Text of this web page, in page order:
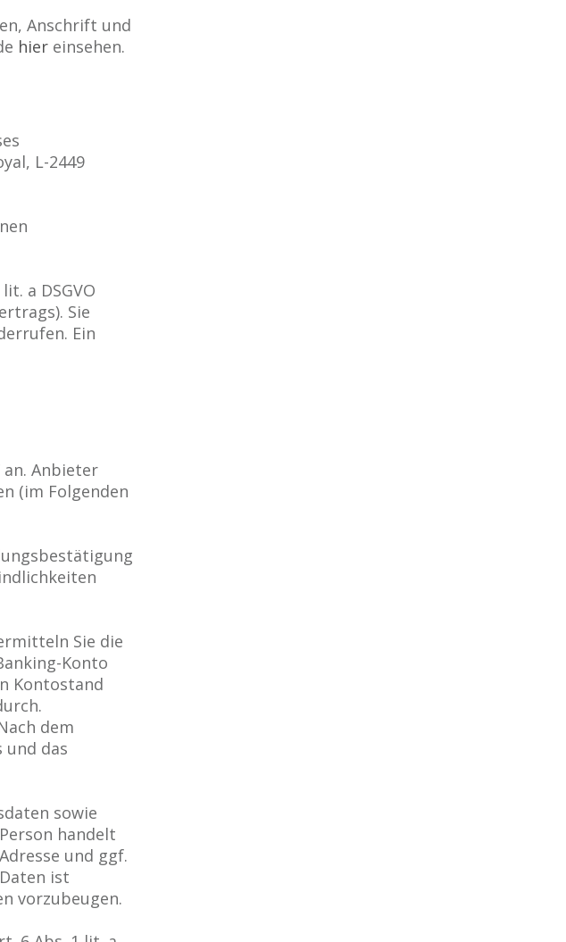
Anschrift und
hier einsehen.
L-2449
a DSGVO
Sie
Ein
Anbieter
(im Folgenden
Sie die
Konto
Kontostand
dem
und das
sowie
handelt
und ggf.
ist
vorzubeugen.